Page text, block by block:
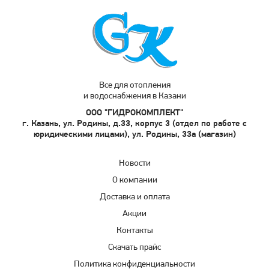
Все для отопления
и водоснабжения в Казани
ООО "ГИДРОКОМПЛЕКТ"
г. Казань, ул. Родины, д.33, корпус 3 (отдел по работе с
юридическими лицами), ул. Родины, 33а (магазин)
Новости
О компании
Доставка и оплата
Акции
Контакты
Скачать прайс
Политика конфиденциальности